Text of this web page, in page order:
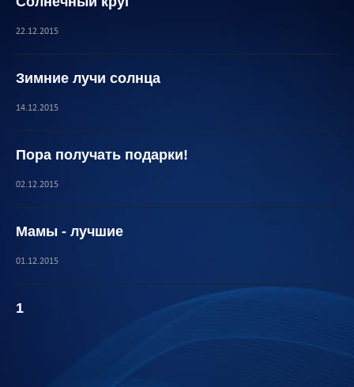
22.12.2015
Зимние лучи солнца
14.12.2015
Пора получать подарки!
02.12.2015
Мамы - лучшие
01.12.2015
1